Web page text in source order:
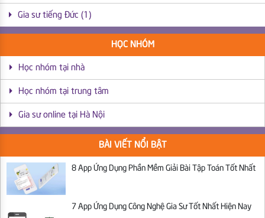
Gia sư tiếng Đức (1)
HỌC NHÓM
Học nhóm tại nhà
Học nhóm tại trung tâm
Gia sư online tại Hà Nội
BÀI VIẾT NỔI BẬT
8 App Ứng Dụng Phần Mềm Giải Bài Tập Toán Tốt Nhất
7 App Ứng Dụng Công Nghệ Gia Sư Tốt Nhất Hiện Nay